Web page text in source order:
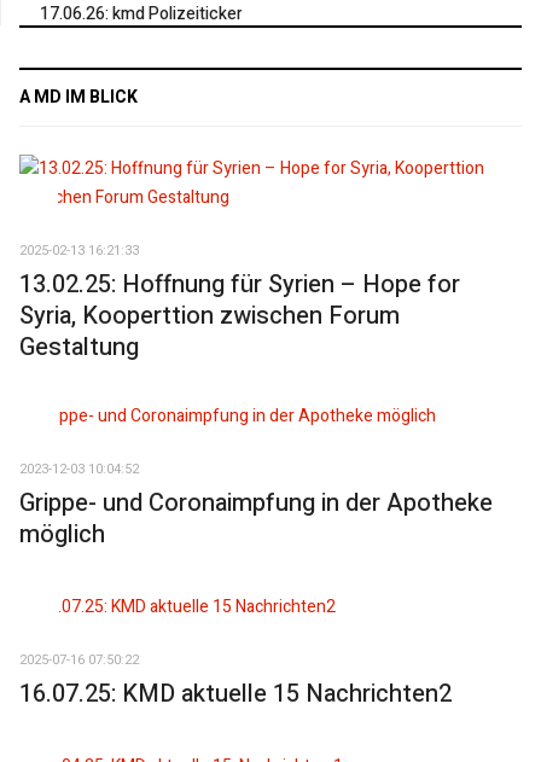
17.06.26: kmd Polizeiticker
A MD IM BLICK
2025-02-13 16:21:33
13.02.25: Hoffnung für Syrien – Hope for
Syria, Kooperttion zwischen Forum
Gestaltung
2023-12-03 10:04:52
Grippe- und Coronaimpfung in der Apotheke
möglich
2025-07-16 07:50:22
16.07.25: KMD aktuelle 15 Nachrichten2